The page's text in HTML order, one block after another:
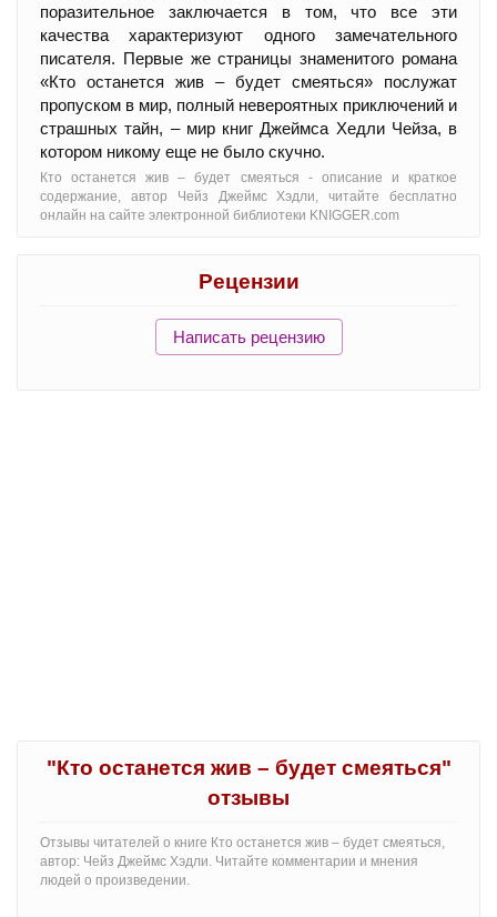
поразительное заключается в том, что все эти
качества характеризуют одного замечательного
писателя. Первые же страницы знаменитого романа
«Кто останется жив – будет смеяться» послужат
пропуском в мир, полный невероятных приключений и
страшных тайн, – мир книг Джеймса Хедли Чейза, в
котором никому еще не было скучно.
Кто останется жив – будет смеяться - oписание и краткое
содержание, автор Чейз Джеймс Хэдли, читайте бесплатно
онлайн на сайте электронной библиотеки KNIGGER.com
Рецензии
Написать рецензию
"Кто останется жив – будет смеяться"
отзывы
Отзывы читателей о книге Кто останется жив – будет смеяться,
автор: Чейз Джеймс Хэдли. Читайте комментарии и мнения
людей о произведении.